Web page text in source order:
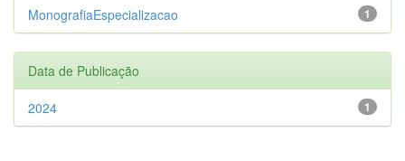
1
MonografiaEspecializacao
Data de Publicação
1
2024